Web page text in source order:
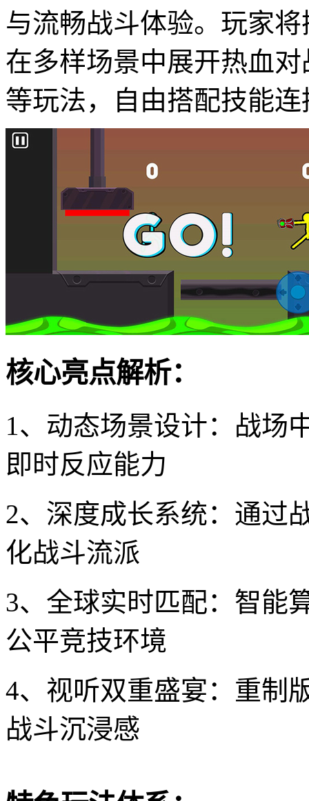
与流畅战斗体验。玩家
在多样场景中展开热血
等玩法，自由搭配技能
核心亮点解析：
1、动态场景设计：战场
即时反应能力
2、深度成长系统：通过
化战斗流派
3、全球实时匹配：智能
公平竞技环境
4、视听双重盛宴：重制
战斗沉浸感